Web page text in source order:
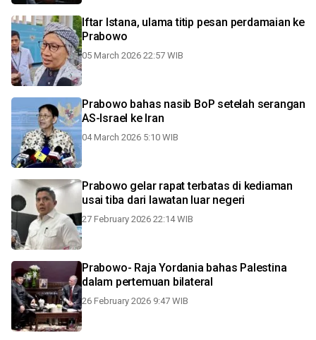
Iftar Istana, ulama titip pesan perdamaian ke
Prabowo
05 March 2026 22:57 WIB
Prabowo bahas nasib BoP setelah serangan
AS-Israel ke Iran
04 March 2026 5:10 WIB
Prabowo gelar rapat terbatas di kediaman
usai tiba dari lawatan luar negeri
27 February 2026 22:14 WIB
Prabowo- Raja Yordania bahas Palestina
dalam pertemuan bilateral
26 February 2026 9:47 WIB